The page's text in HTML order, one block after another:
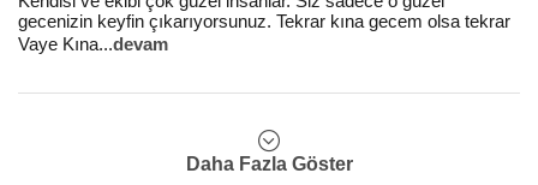
gecenizin keyfin çıkarıyorsunuz. Tekrar kına gecem olsa tekrar
Vaye Kına...devam
Daha Fazla Göster